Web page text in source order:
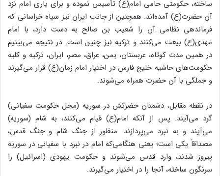
ساخته، حکومتی حامی امام(ع) تأسیس نموده و برای یاری امام نزد
آن حضرت(ع) آمده‌اند. همچنین از جانب ایران نیز سپاه خراسانی که
فرماندهی نظامی آن را شعیب بن صالح به دست دارد، با امام
مهدی(ع) بیعت می‌کنند و ترکیه نیز چنین است. در نتیجه می‌بینیم
در همین مدت کوتاه، عربستان، یمن، عراق، مصر، ایران، ترکیه و کلیه
حکومت‌های حاشیه خلیج فارس در اختیار امام زمان(ع) قرار می‌گیرند
و جملگی با آن حضرت همراه می‌شوند.
در نقطه مقابل، دشمنان حضرتش در سوریه (محل حکومت سفیانی)
گرد می‌آیند. پس از آنکه امام(ع) قیام می‌کنند، به شام (سوریه)
می‌آیند و به نبرد می‌پردازند. منظور از جنگ شام و جنگ قدس،
مصداقاً یکی است؛ یعنی هنگامی‌که امام در نبرد با سفیانی در سوریه
پیروز شدند، وارد قدس می‌شوند و حکومت یهودی (اسرائیل) را
سرنگون ساخته، آنجا را در اختیار می‌گیرند.